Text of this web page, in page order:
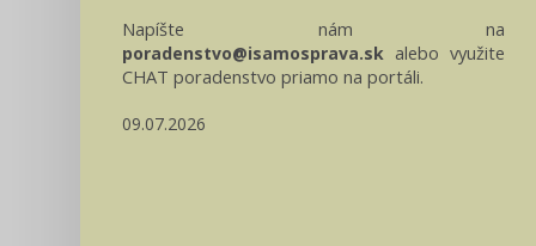
Napíšte nám na
poradenstvo@isamosprava.sk alebo využite
CHAT poradenstvo priamo na portáli.
09.07.2026